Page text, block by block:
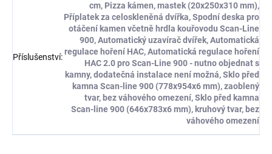
Příslušenství:
cm, Pizza kámen, mastek (20x250x310 mm),
Příplatek za celoskleněná dvířka, Spodní deska pro
otáčení kamen včetně hrdla kouřovodu Scan-Line
900, Automatický uzavírač dvířek, Automatická
regulace hoření HAC, Automatická regulace hoření
HAC 2.0 pro Scan-Line 900 - nutno objednat s
kamny, dodatečná instalace není možná, Sklo před
kamna Scan-line 900 (778x954x6 mm), zaoblený
tvar, bez váhového omezení, Sklo před kamna
Scan-line 900 (646x783x6 mm), kruhový tvar, bez
váhového omezení